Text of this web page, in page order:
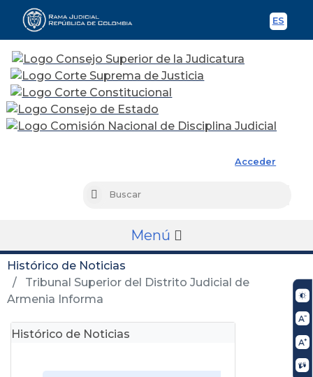
ES
Acceder
Buscar
Menú
Histórico de Noticias
Tribunal Superior del Distrito Judicial de
Armenia Informa
Histórico de Noticias